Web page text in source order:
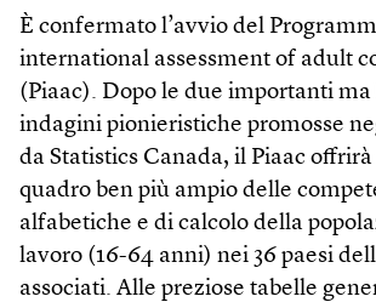
È confermato l’avvio del
international assessment of adult
(Piaac). Dopo le due importanti
indagini pionieristiche promosse
da Statistics Canada, il Piaac offrirà
quadro ben più ampio delle
alfabetiche e di calcolo della
lavoro (16-64 anni) nei 36 paesi
associati. Alle preziose tabelle